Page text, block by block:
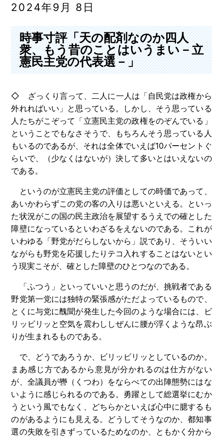
2024年9月 8日
時事寸評「天の配剤なのか四人
衆、もう昔のことはいうまい－立
憲民主党の代表選－」
◇ ざっくり言って、二人に一人は「自民党は政権から
外れればいい」と思っている。しかし、そう思っている
人たちがこぞって「立憲民主党の政権をのぞんでいる」
ということでもなさそうで、もちろんそう思っている人
もいるのであるが、それは全体でいえば10パーセントぐ
らいで、（少なくはないが）決して多いとはいえないの
である。
というのが立憲民主党の評価としての時価であって、
あいかわらずこの党の客の入りは悪いといえる。といっ
た状況がこの国の民主政治を展望するうえでの確とした
障壁になっているといわざるをえないのである。これが
いわゆる「野党がだらしないから」説であり、そういい
ながらも野党を応援したりテコ入れすることはないとい
う現実こそが、確とした障壁のひとつなのである。
「ふつう」といっていいと思うのだが、挑戦者である
野党第一党には独特の緊張感がただよっているもので、
とくに与党に醜聞が発生した今回のような場合には、ビ
リッビリッと空気を震わししぜんに腰が浮くような昂ぶ
りが生まれるものである。
で、どうであろうか、ビリッビリッとしているのか。
まあ感じ方であるから意見が分かれるのは仕方がない
が、全議員が轡（くつわ）をならべての出陣態勢にはな
いように感じられるのである。勇躍として総選挙にむか
うという風でもなく、どちらかといえば心中に臆するも
のがあるようにも見える。どうしてそうなのか、都知事
選の失敗を引きずっているためなのか、ともかく分から